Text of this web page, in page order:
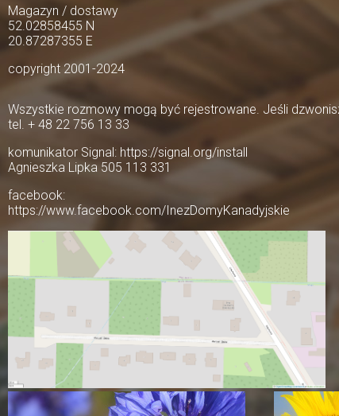
Magazyn / dostawy
52.02858455 N
20.87287355 E
copyright 2001-2024
Wszystkie rozmowy mogą być rejestrowane. Jeśli
tel. + 48 22 756 13 33
komunikator Signal: https://signal.org/install
Agnieszka Lipka 505 113 331
facebook:
https://www.facebook.com/InezDomyKanadyjskie